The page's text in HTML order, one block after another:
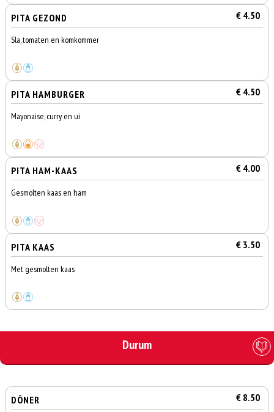
PITA GEZOND € 4.50
Sla, tomaten en komkommer
PITA HAMBURGER € 4.50
Mayonaise, curry en ui
PITA HAM-KAAS € 4.00
Gesmolten kaas en ham
PITA KAAS € 3.50
Met gesmolten kaas
Durum
DÖNER € 8.50